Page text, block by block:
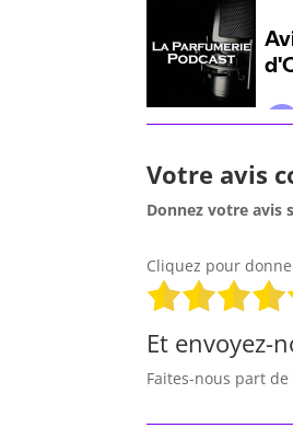
Votre avis
Donnez votre avis
Cliquez pour
Et envoyez-
Faites-nous part